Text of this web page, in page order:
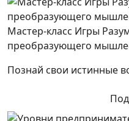
Мастер-класс Игры
преобразующего
Познай свои истинные